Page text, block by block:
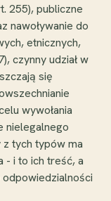
255), publiczne
nawoływanie do
etnicznych,
czynny udział w
się
wywołania
nielegalnego
z tych typów ma
- i to ich treść, a